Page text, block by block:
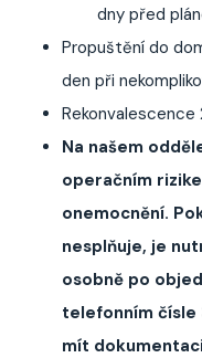
dny před
Propuštění do
den při
Rekonvalescence
Na našem
operačním
onemocnění.
nesplňuje, je
osobně po
telefonním čísle
mít